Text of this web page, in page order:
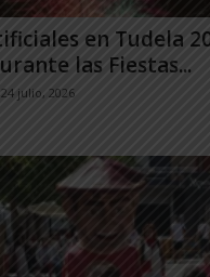
en Tudela
las Fiestas...
24 julio, 2026